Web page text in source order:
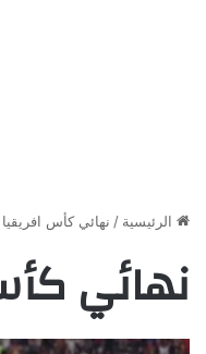
الرئيسية / نهائي كأس افريقيا
نهائي